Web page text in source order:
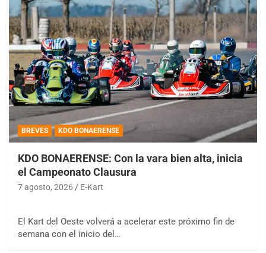
BREVES KDO BONAERENSE
KDO BONAERENSE: Con la vara bien alta, inicia
el Campeonato Clausura
7 agosto, 2026 E-Kart
El Kart del Oeste volverá a acelerar este próximo fin de
semana con el inicio del…